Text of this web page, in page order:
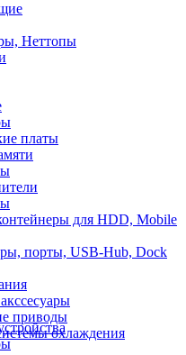
Неттопы
платы
для HDD, Mobile
порты, USB-Hub, Dock
приводы
охлаждения